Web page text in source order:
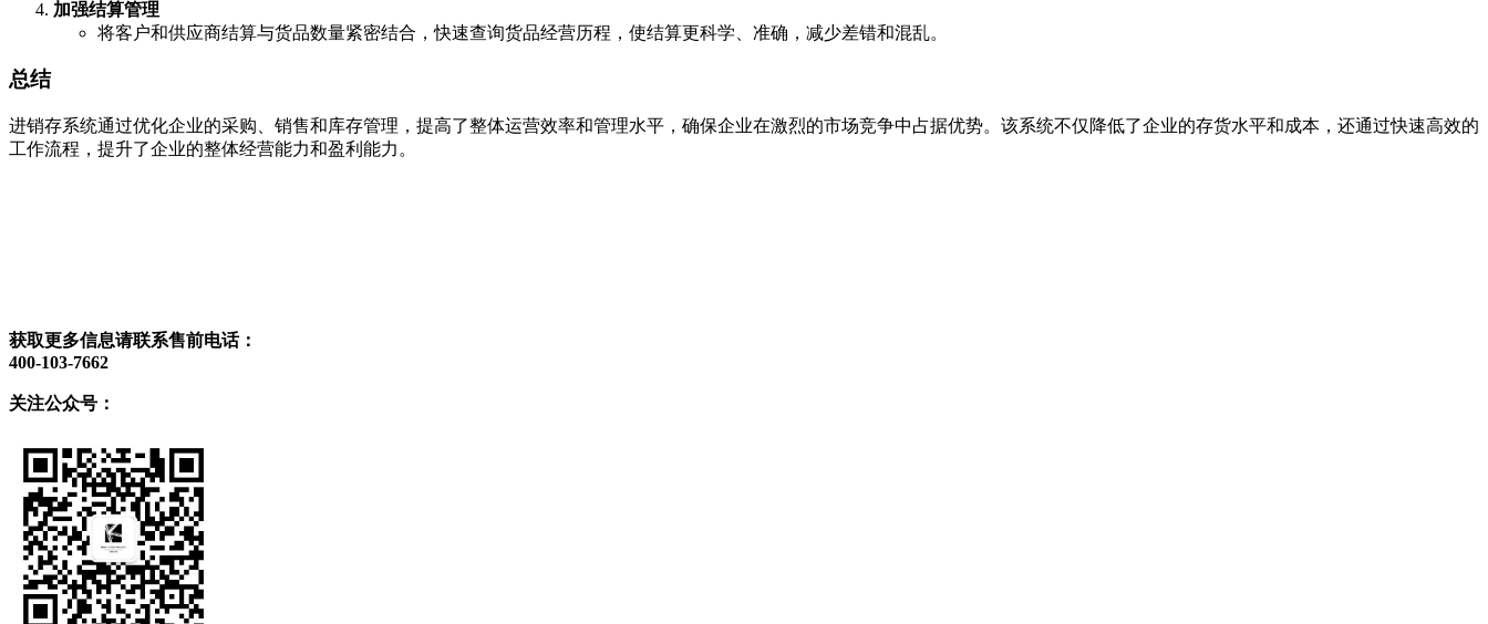
加强结算管理
将客户和供应商结算与货品数量紧密结合，快速查询货品经营历程，使结算更科学、准确，减少差错和混乱。
总结
进销存系统通过优化企业的采购、销售和库存管理，提高了整体运营效率和管理水平，确保企业在激烈的市场竞争中占据优势。该系统不仅降低了企业的存货水平和成本，还通过快速高效的
工作流程，提升了企业的整体经营能力和盈利能力。
获取更多信息请联系售前电话：
400-103-7662
关注公众号：